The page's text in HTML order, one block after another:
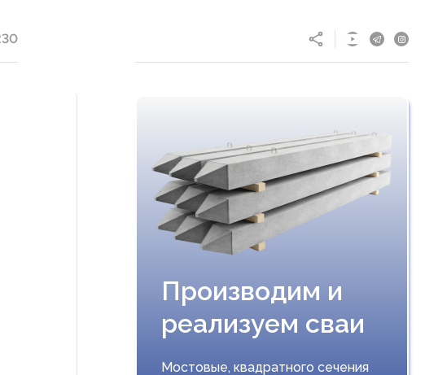
Производим и
реализуем сваи
Мостовые, квадратного сечения